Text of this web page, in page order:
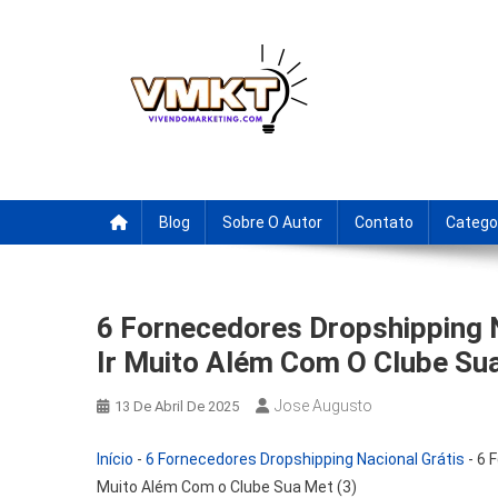
Blog Sobre O Autor Contato
6 Fornecedores Dropshipping
Ir Muito Além Com O Clube
13 De Abril De 2025 Jose Augusto
Início - 6 Fornecedores Dropshipping Nacional Grátis - 6
Muito Além Com o Clube Sua Met (3)